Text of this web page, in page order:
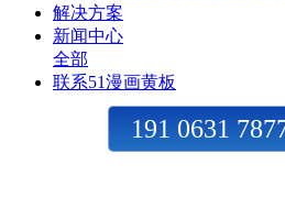
解决方案
新闻中心
全部
联系51漫画黄板
191 0631